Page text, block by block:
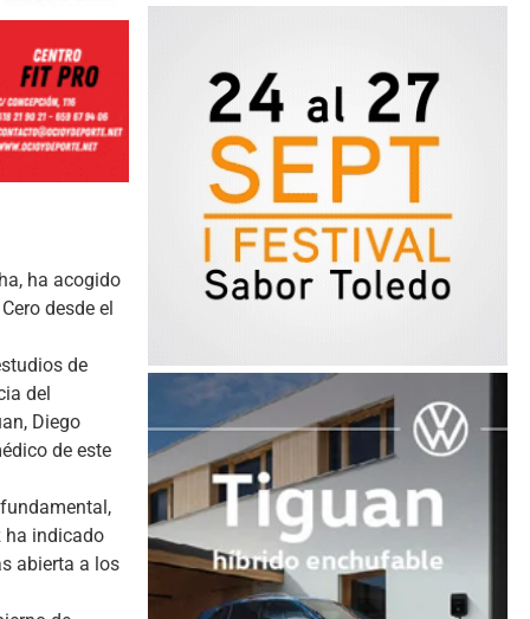
ha acogido
desde el
de
del
Diego
de este
ha indicado
abierta a los